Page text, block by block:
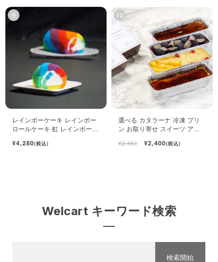
レインボーケーキ レインボー
ロールケーキ 虹 レインボース
¥4,280(税込)
選べる カタラーナ 冷凍 プリ
ン お取り寄せ スイーツ アイ
¥2,450 ¥2,400(税込)
Welcart キーワード検索